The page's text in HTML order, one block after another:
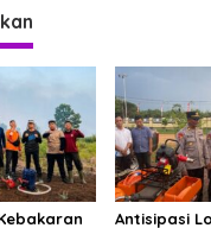
Antisipasi